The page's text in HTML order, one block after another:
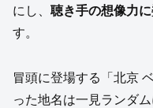
にし、 聴き手の想像力
す。
冒頭に登場する「北京
った地名は一見ランダ